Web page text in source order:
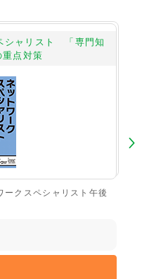
ャリスト 「専門知
点対策
クスペシャリスト午後